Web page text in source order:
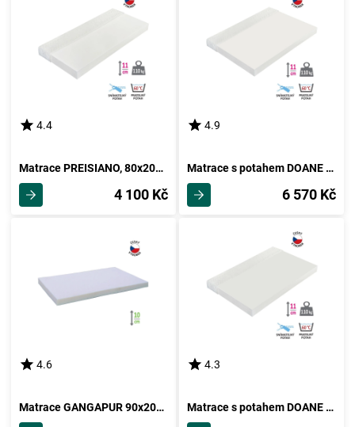
4.4
Matrace PREISIANO, 80x200 cm
4 100 Kč
4.9
Matrace s potahem DOANE 160x200 cm
6 570 Kč
4.6
Matrace GANGAPUR 90x200 cm bez potahu
4.3
Matrace s potahem DOANE 140x200 cm